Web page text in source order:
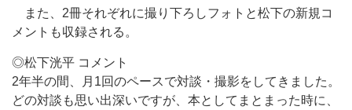
また、2冊それぞれに撮り下ろしフォトと松下の新規コ
メントも収録される。
◎松下洸平 コメント
2年半の間、月1回のペースで対談・撮影をしてきました。
どの対談も思い出深いですが、本としてまとまった時に、